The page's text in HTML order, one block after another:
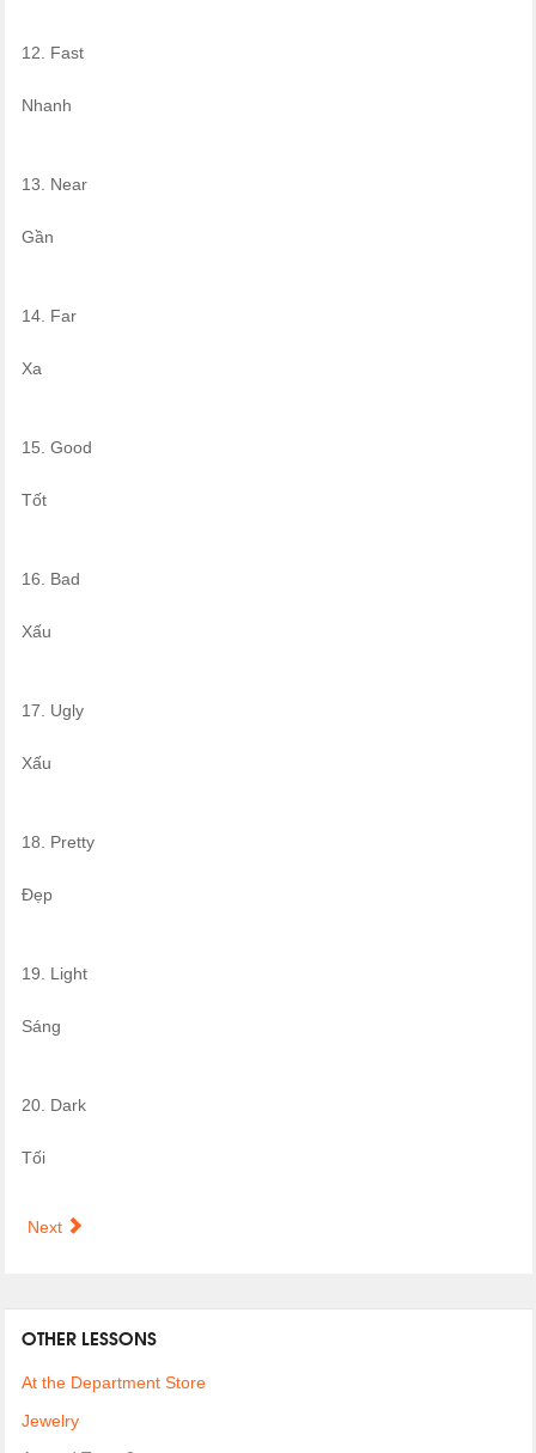
12. Fast
Nhanh
13. Near
Gần
14. Far
Xa
15. Good
Tốt
16. Bad
Xấu
17. Ugly
Xấu
18. Pretty
Đẹp
19. Light
Sáng
20. Dark
Tối
Next
OTHER LESSONS
At the Department Store
Jewelry